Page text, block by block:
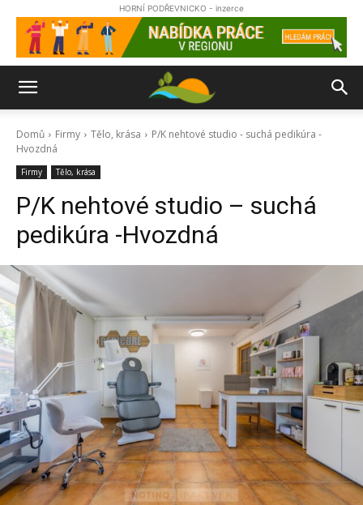
HORNÍ PODŘEVNICKO - inzerce
Domů Firmy Tělo, krása
P/K nehtové studio - suchá pedikúra -
Hvozdná
Firmy Tělo, krása
P/K nehtové studio – suchá
pedikúra -Hvozdná